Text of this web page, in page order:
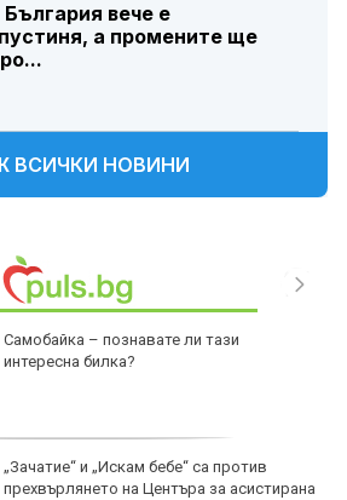
вече е
а промените ще
ВСИЧКИ НОВИНИ
Самобайка – познавате ли тази
интересна билка?
„Зачатие“ и „Искам бебе“ са против
прехвърлянето на Центъра за асистирана